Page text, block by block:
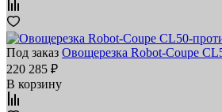
Под заказ Овощерезка Robot-Coupe
220 285 ₽
В корзину